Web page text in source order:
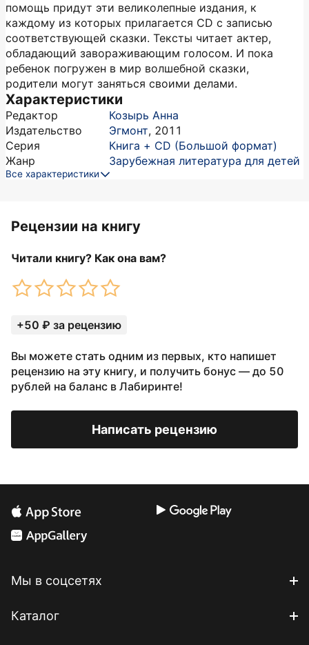
помощь придут эти великолепные издания, к
каждому из которых прилагается CD с записью
соответствующей сказки. Тексты читает актер,
обладающий завораживающим голосом. И пока
ребенок погружен в мир волшебной сказки,
родители могут заняться своими делами.
Характеристики
Редактор
Козырь Анна
Издательство
Эгмонт, 2011
Серия
Книга + CD (Большой формат)
Жанр
Зарубежная литература для детей
Все характеристики
Рецензии на книгу
Читали книгу? Как она вам?
+50 ₽ за рецензию
Вы можете стать одним из первых, кто напишет
рецензию на эту книгу, и получить бонус — до 50
рублей на баланс в Лабиринте!
Написать рецензию
Мы в соцсетях
Каталог